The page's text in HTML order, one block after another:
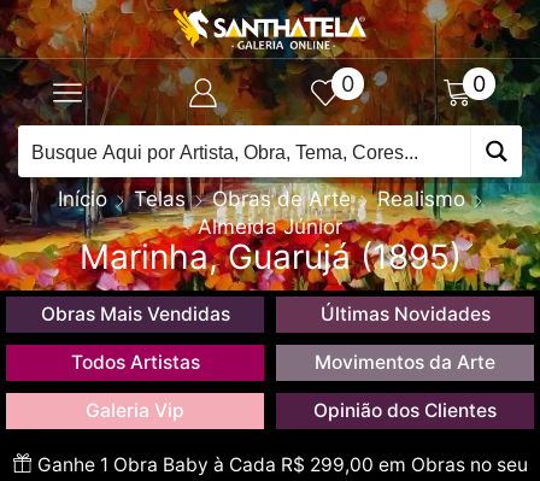
0 0
Início Telas Obras de Arte
Realismo
Almeida Júnior
Marinha, Guarujá (1895)
Obras Mais Vendidas Últimas Novidades
Todos Artistas Movimentos da Arte
Galeria Vip Opinião dos Clientes
Ganhe 1 Obra Baby à Cada R$ 299,00 em Obras no seu